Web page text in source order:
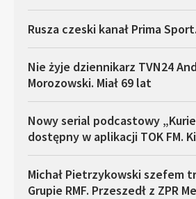
Rusza czeski kanał Prima
Nie żyje dziennikarz TVN24
Morozowski. Miał 69 lat
Nowy serial podcastowy
dostępny w aplikacji TOK FM.
Michał Pietrzykowski szefem
Grupie RMF. Przeszedł z ZPR